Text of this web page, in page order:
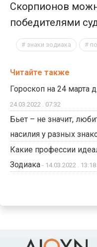
Скорпионов
победителями
знаки зодиака
Читайте также
Гороскоп на 24 марта
24.03.2022 . 07:32
Бьет – не значит,
насилия у разных
Какие профессии
Зодиака - 14.03.2022 . 13:18